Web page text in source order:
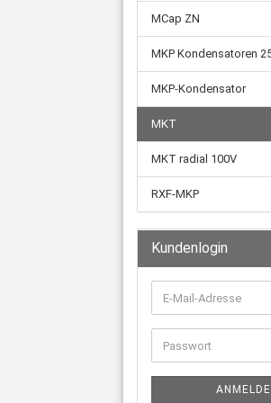
MCap ZN
MKP Kondensatoren
MKP-Kondensator
MKT
MKT radial 100V
RXF-MKP
Kundenlogin
E-
Mail-
Adresse
Passwort